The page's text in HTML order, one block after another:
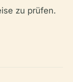
zu prüfen.